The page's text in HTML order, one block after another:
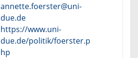
annette.foerster@uni-
due.de
https://www.uni-
due.de/politik/foerster.p
hp